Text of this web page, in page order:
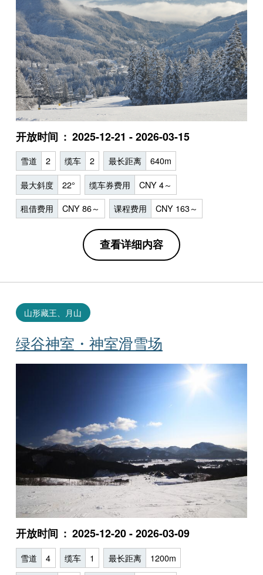
开放时间 2025-12-21 - 2026-03-15
雪道 2 缆车 2 最长距离 640m
最大斜度 22° 缆车券费用 CNY 4～
租借费用 CNY 86～ 课程费用 CNY 163～
查看详细内容
绿谷神室・神室滑雪场
山形藏王、月山
开放时间 2025-12-20 - 2026-03-09
雪道 4 缆车 1 最长距离 1200m